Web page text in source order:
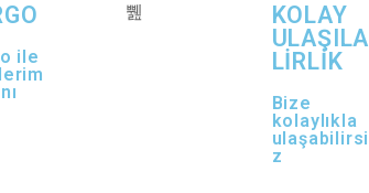
ile
KOLAY
LİRLİK
Bize
kolaylıkla
z